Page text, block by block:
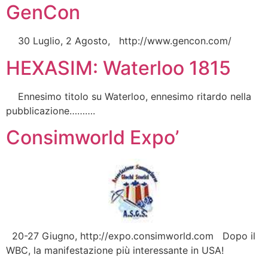
GenCon
30 Luglio, 2 Agosto, http://www.gencon.com/
HEXASIM: Waterloo 1815
Ennesimo titolo su Waterloo, ennesimo ritardo nella
pubblicazione……….
Consimworld Expo’
20-27 Giugno, http://expo.consimworld.com Dopo il
WBC, la manifestazione più interessante in USA!